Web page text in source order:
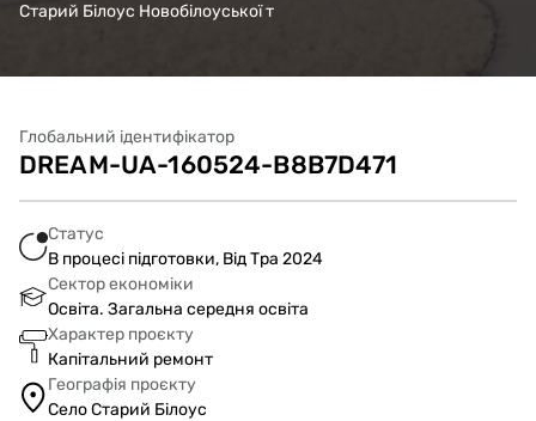
Старий Білоус Новобілоуської т
Глобальний ідентифікатор
DREAM-UA-160524-B8B7D471
Статус
В процесі підготовки, Від Тра 2024
Сектор економіки
Освіта. Загальна середня освіта
Характер проєкту
Капітальний ремонт
Географія проєкту
Село Старий Білоус